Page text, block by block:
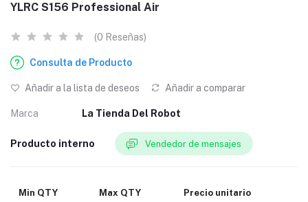
YLRC S156 Professional Air
(0 Reseñas)
Consulta de Producto
Añadir a la lista de deseos Añadir a comparar
Marca La Tienda Del Robot
Producto interno Vendedor de mensajes
Min QTY Max QTY Precio unitario